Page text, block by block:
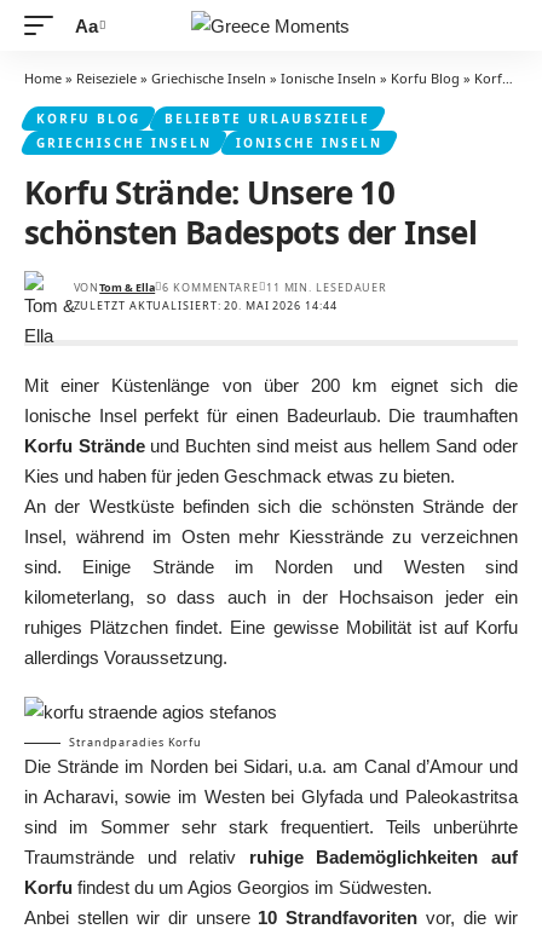
Schriftgrößenanpassung
Aa
Home » Reiseziele » Griechische Inseln » Ionische Inseln » Korfu Blog » Korfu Strände: Unsere 10 schönsten Badespots der Insel
KORFU BLOG
BELIEBTE URLAUBSZIELE
GRIECHISCHE INSELN
IONISCHE INSELN
Korfu Strände: Unsere 10
schönsten Badespots der Insel
ZULETZT AKTUALISIERT: 20. MAI 2026 14:44
VONTom & Ella 6 KOMMENTARE 11 MIN. LESEDAUER
Mit einer Küstenlänge von über 200 km eignet sich die
Ionische Insel perfekt für einen Badeurlaub. Die traumhaften
Korfu Strändeund Buchten sind meist aus hellem Sand oder
Kies und haben für jeden Geschmack etwas zu bieten.
An der Westküste befinden sich die schönsten Strände der
Insel, während im Osten mehr Kiesstrände zu verzeichnen
sind. Einige Strände im Norden und Westen sind
kilometerlang, so dass auch in der Hochsaison jeder ein
ruhiges Plätzchen findet. Eine gewisse Mobilität ist auf Korfu
allerdings Voraussetzung.
Strandparadies Korfu
Die Strände im Norden bei Sidari, u.a. amCanal d’Amour und
in Acharavi, sowie im Westen bei Glyfada und Paleokastritsa
sind im Sommer sehr stark frequentiert. Teils unberührte
Traumstrände und relativ ruhige Bademöglichkeiten auf
Korfu findest du um Agios Georgios im Südwesten.
Anbei stellen wir dir unsere 10 Strandfavoriten vor, die wir